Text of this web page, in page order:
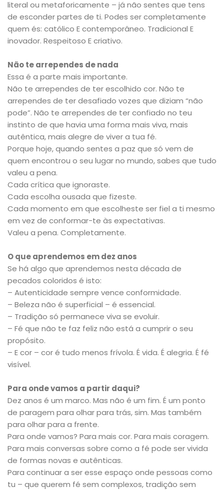
literal ou metaforicamente – já não sentes que tens
de esconder partes de ti. Podes ser completamente
quem és: católico E contemporâneo. Tradicional E
inovador. Respeitoso E criativo.
Não te arrependes de nada
Essa é a parte mais importante.
Não te arrependes de ter escolhido cor. Não te
arrependes de ter desafiado vozes que diziam “não
pode”. Não te arrependes de ter confiado no teu
instinto de que havia uma forma mais viva, mais
autêntica, mais alegre de viver a tua fé.
Porque hoje, quando sentes a paz que só vem de
quem encontrou o seu lugar no mundo, sabes que tudo
valeu a pena.
Cada crítica que ignoraste.
Cada escolha ousada que fizeste.
Cada momento em que escolheste ser fiel a ti mesmo
em vez de conformar-te às expectativas.
Valeu a pena. Completamente.
O que aprendemos em dez anos
Se há algo que aprendemos nesta década de
pecados coloridos é isto:
– Autenticidade sempre vence conformidade.
– Beleza não é superficial – é essencial.
– Tradição só permanece viva se evoluir.
– Fé que não te faz feliz não está a cumprir o seu
propósito.
– E cor – cor é tudo menos frívola. É vida. É alegria. É fé
visível.
Para onde vamos a partir daqui?
Dez anos é um marco. Mas não é um fim. É um ponto
de paragem para olhar para trás, sim. Mas também
para olhar para a frente.
Para onde vamos? Para mais cor. Para mais coragem.
Para mais conversas sobre como a fé pode ser vivida
de formas novas e autênticas.
Para continuar a ser esse espaço onde pessoas como
tu – que querem fé sem complexos, tradição sem